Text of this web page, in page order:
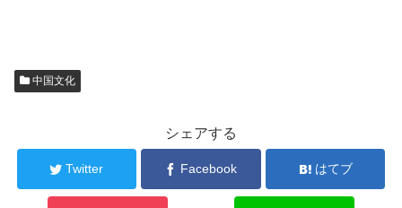
中国文化
シェアする
Twitter Facebook はてブ